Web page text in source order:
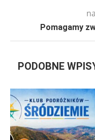
Pomagamy
PODOBNE